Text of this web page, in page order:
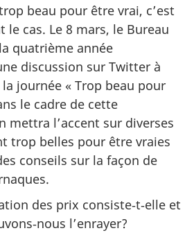
beau pour être vrai, c’est
le cas. Le 8 mars, le Bureau
quatrième année
discussion sur Twitter à
la journée « Trop beau pour
le cadre de cette
mettra l’accent sur diverses
trop belles pour être vraies
conseils sur la façon de
des prix consiste‑t‑elle et
l’enrayer?